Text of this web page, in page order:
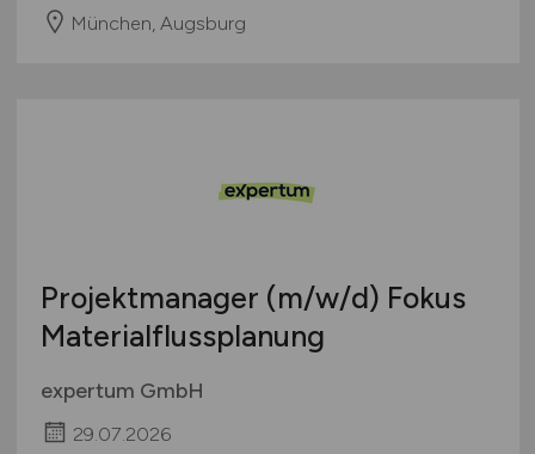
München, Augsburg
Projektmanager (m/w/d) Fokus
Materialflussplanung
expertum GmbH
29.07.2026